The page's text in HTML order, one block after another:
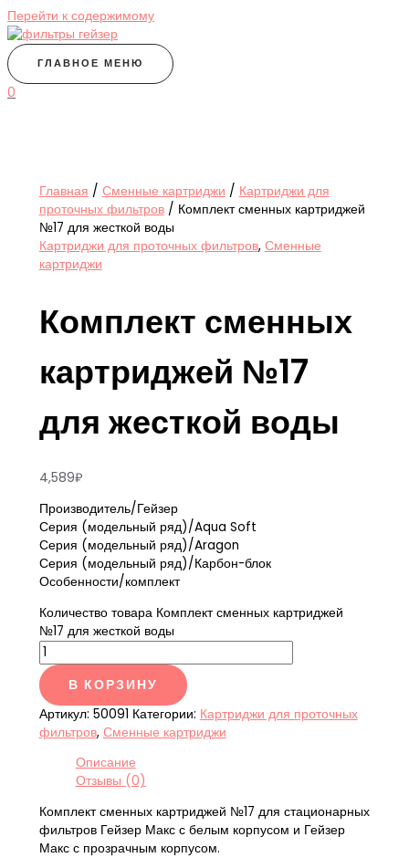
Перейти к содержимому
ГЛАВНОЕ МЕНЮ
0
Главная / Сменные картриджи / Картриджи для
проточных фильтров/ Комплект сменных картриджей
№17 для жесткой воды
Картриджи для проточных фильтров, Сменные
картриджи
Комплект сменных
картриджей №17
для жесткой воды
4,589₽
Производитель/Гейзер
Серия (модельный ряд)/Aqua Soft
Серия (модельный ряд)/Aragon
Серия (модельный ряд)/Карбон-блок
Особенности/комплект
Количество товара Комплект сменных картриджей
№17 для жесткой воды
В КОРЗИНУ
Артикул: 50091 Категории: Картриджи для проточных
фильтров, Сменные картриджи
Описание
Отзывы (0)
Комплект сменных картриджей №17 для стационарных
фильтров Гейзер Макс с белым корпусом и Гейзер
Макс с прозрачным корпусом.